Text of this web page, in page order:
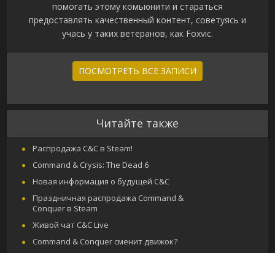
помогать этому комьюнити и стараться
предоставлять качественный контент, советуясь и
учась у таких ветеранов, как Foxvic.
ПОСМОТРЕТЬ ВСЕ ЗАПИСИ
Читайте также
Распродажа C&C в Steam!
Command & Crysis: The Dead 6
Новая информация о будущей C&C
Праздничная распродажа Command &
Conquer в Steam
Живой чат C&C Live
Command & Conquer сменит движок?